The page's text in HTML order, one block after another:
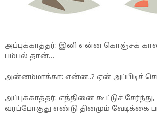
அப்புக்காத்தர்: இனி என்ன கொஞ்சக்
பம்பல் தான்…
அன்னம்மாக்கா: என்ன..? ஏன் அப்பிடிச்
அப்புக்காத்தர்: எத்தினை கூட்டுச்
வரப்போகுது எண்டு தினமும் வேடிக்கை